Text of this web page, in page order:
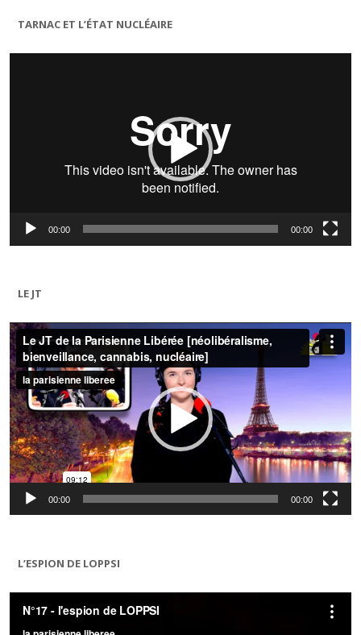
TARNAC ET L’ÉTAT NUCLÉAIRE
Lecteur
00:00 00:00
LE JT
Lecteur
vidéo
00:00 00:00
L’ESPION DE LOPPSI
Lecteur
vidéo